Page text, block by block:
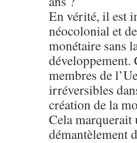
En vérité, il est
néocolonial et
monétaire sans
développement.
membres de
irréversibles
création de la
Cela marquerait
démantèlement